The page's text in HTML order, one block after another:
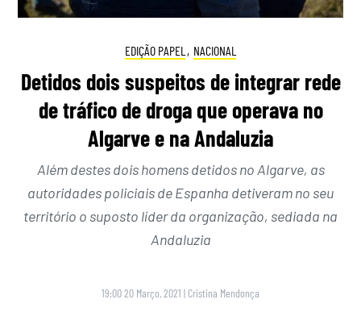
EDIÇÃO PAPEL , NACIONAL
Detidos dois suspeitos de integrar rede
de tráfico de droga que operava no
Algarve e na Andaluzia
Além destes dois homens detidos no Algarve, as
autoridades policiais de Espanha detiveram no seu
território o suposto líder da organização, sediada na
Andaluzia
19:00 20 Março, 2021 | Cristina Mendonça